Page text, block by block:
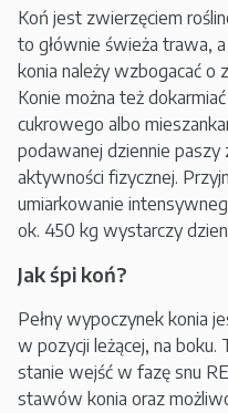
Koń jest zwierzęciem
to głównie świeża trawa,
konia należy wzbogacać o
Konie można też
cukrowego albo
podawanej dziennie paszy
aktywności fizycznej.
umiarkowanie
ok. 450 kg wystarczy
Jak śpi koń?
Pełny wypoczynek konia
w pozycji leżącej, na
stanie wejść w fazę snu
stawów konia oraz